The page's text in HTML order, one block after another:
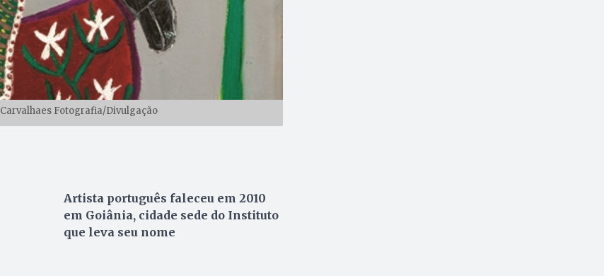
Fotografia/Divulgação
Artista português faleceu em 2010
em Goiânia, cidade sede do Instituto
que leva seu nome